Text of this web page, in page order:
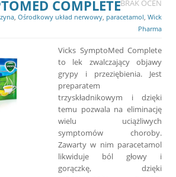
COMPLETEBRAK OCEN
Ośrodkowy układ nerwowy paracetamol Wick
Pharma
Vicks SymptoMed Complete
to lek zwalczający objawy
grypy i przeziębienia. Jest
preparatem
trzyskładnikowym i dzięki
temu pozwala na eliminację
wielu uciążliwych
symptomów choroby.
Zawarty w nim paracetamol
likwiduje ból głowy i
gorączkę, dzięki